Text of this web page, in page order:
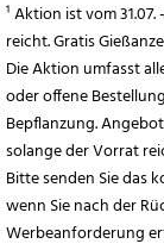
¹ Aktion ist vom
reicht. Gratis
Die Aktion umfasst
oder offene
Bepflanzung.
solange der Vorrat
Bitte senden Sie das
wenn Sie nach der
Werbeanforderung